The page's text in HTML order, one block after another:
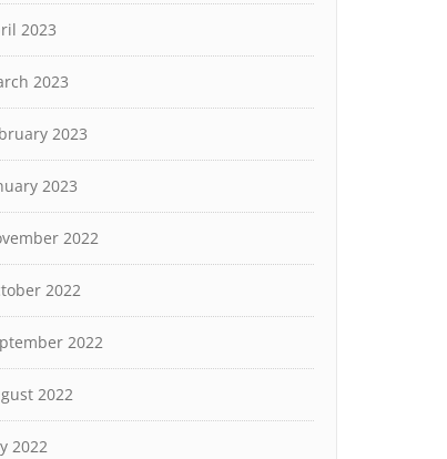
2023
2023
2023
2023
2022
2022
2022
2022
2022